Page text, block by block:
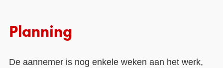
Planning
De aannemer is nog enkele weken aan het werk,